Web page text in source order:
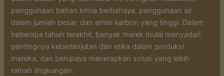
penggunaan bahan kimia berbahaya, penggunaan air
dalam jumlah besar, dan emisi karbon yang tinggi. Dalam
beberapa tahun terakhir, banyak merek mulai menyadari
pentingnya keberlanjutan dan etika dalam produksi
mereka, dan berupaya menerapkan solusi yang lebih
ramah lingkungan.